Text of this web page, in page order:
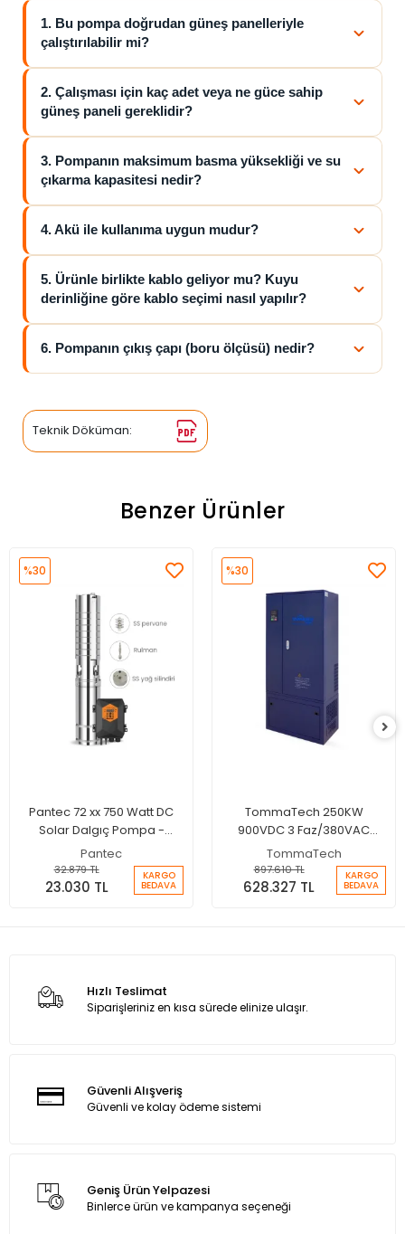
1. Bu pompa doğrudan güneş panelleriyle
çalıştırılabilir mi?
2. Çalışması için kaç adet veya ne güce sahip
güneş paneli gereklidir?
3. Pompanın maksimum basma yüksekliği ve su
çıkarma kapasitesi nedir?
4. Akü ile kullanıma uygun mudur?
5. Ürünle birlikte kablo geliyor mu? Kuyu
derinliğine göre kablo seçimi nasıl yapılır?
6. Pompanın çıkış çapı (boru ölçüsü) nedir?
Teknik Döküman:
Benzer Ürünler
Pantec 72 xx 750 Watt DC
Solar Dalgıç Pompa -
Max.95 Metre - Max.4.5 Ton
Su
Pantec
%30
32.879 TL
23.030 TL
KARGO
BEDAVA
TommaTech 250KW
900VDC 3 Faz/380VAC
Sulama Pompası İnverteri
TommaTech
%30
897.610 TL
628.327 TL
KARGO
BEDAVA
Hızlı Teslimat
Siparişleriniz en kısa sürede elinize ulaşır.
Güvenli Alışveriş
Güvenli ve kolay ödeme sistemi
Geniş Ürün Yelpazesi
Binlerce ürün ve kampanya seçeneği